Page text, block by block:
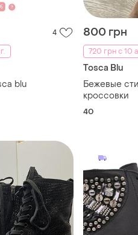
4
blu
800 грн
720 грн с 10
Tosca Blu
Бежевые
кроссовки
40